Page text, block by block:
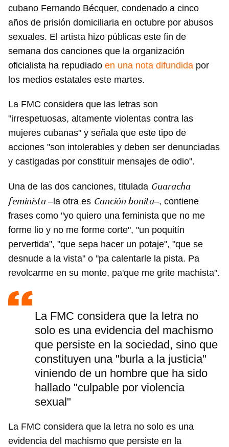
cubano Fernando Bécquer, condenado a cinco
años de prisión domiciliaria en octubre por abusos
sexuales. El artista hizo públicas este fin de
semana dos canciones que la organización
oficialista ha repudiado en una nota difundida por
los medios estatales este martes.
La FMC considera que las letras son
"irrespetuosas, altamente violentas contra las
mujeres cubanas" y señala que este tipo de
acciones "son intolerables y deben ser denunciadas
y castigadas por constituir mensajes de odio".
Una de las dos canciones, titulada Guaracha
feminista–la otra es Canción bonita–, contiene
frases como "yo quiero una feminista que no me
forme lio y no me forme corte", "un poquitín
pervertida", "que sepa hacer un potaje", "que se
desnude a la vista" o "pa calentarle la pista. Pa
revolcarme en su monte, pa'que me grite machista".
La FMC considera que la letra no
solo es una evidencia del machismo
que persiste en la sociedad, sino que
constituyen una "burla a la justicia"
viniendo de un hombre que ha sido
hallado "culpable por violencia
sexual"
La FMC considera que la letra no solo es una
evidencia del machismo que persiste en la